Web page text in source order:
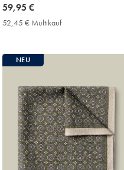
now
59,95
59,95 €
52,45 € Multikauf52,45
Price
NEU